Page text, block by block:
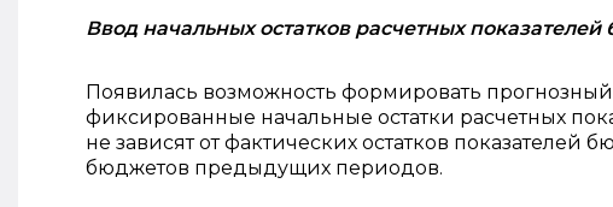
Ввод начальных остатков расчетных
Появилась возможность формировать прогнозный
фиксированные начальные остатки расчетных
не зависят от фактических остатков
бюджетов предыдущих периодов.